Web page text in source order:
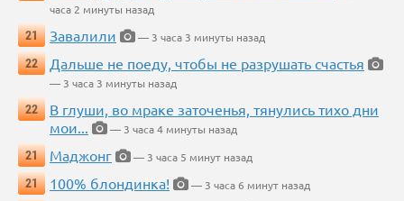
часа 2 минуты назад
21
Завалили
— 3 часа 3 минуты назад
22
Дальше не поеду, чтобы не разрушать счастья
— 3 часа 3 минуты назад
22
В глуши, во мраке заточенья, тянулись тихо дни
мои...
— 3 часа 4 минуты назад
21
Маджонг
— 3 часа 5 минут назад
21
100% блондинка!
— 3 часа 6 минут назад